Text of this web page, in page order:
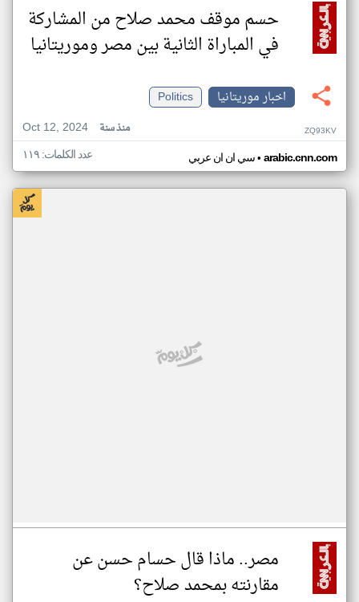
حسم موقف محمد صلاح من المشاركة
في المباراة الثانية بين مصر وموريتانيا
اخبار موريتانيا
Politics
Oct 12, 2024
منذ سنة ZQ93KV
سي ان ان عربي• arabic.cnn.com عدد الكلمات: ١١٩
مصر.. ماذا قال حسام حسن عن
مقارنته بمحمد صلاح؟